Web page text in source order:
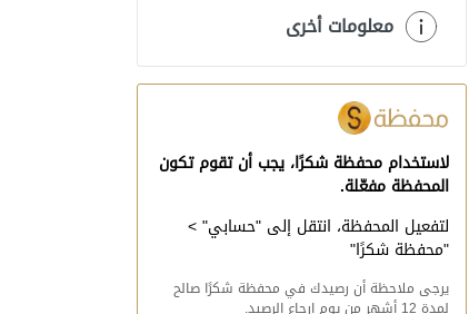
معلومات أخرى
لاستخدام محفظة شكرًا، يجب أن تقوم تكون
المحفظة مفعّلة.
لتفعيل المحفظة، انتقل إلى "حسابي" >
"محفظة شكرًا"
يرجى ملاحظة أن رصيدك في محفظة شكرًا صالح
لمدة 12 أشهر من يوم إرجاع الرصيد.